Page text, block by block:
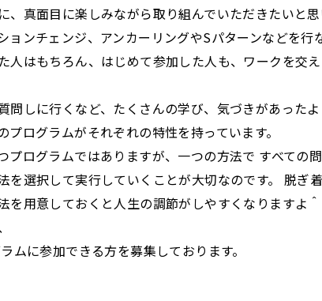
、真面目に楽しみながら取り組んでいただきたいと思
ョンチェンジ、アンカーリングやSパターンなどを行
人はもちろん、はじめて参加した人も、ワークを交
問しに行くなど、たくさんの学び、気づきがあった
ログラムがそれぞれの特性を持っています。
プログラムではありますが、一つの方法で すべての
を選択して実行していくことが大切なのです。 脱ぎ
を用意しておくと人生の調節がしやすくなりますよ＾
ムに参加できる方を募集しております。